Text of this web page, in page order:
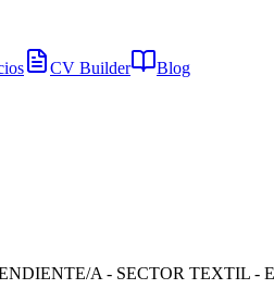
CV Builder Blog
A - SECTOR TEXTIL -